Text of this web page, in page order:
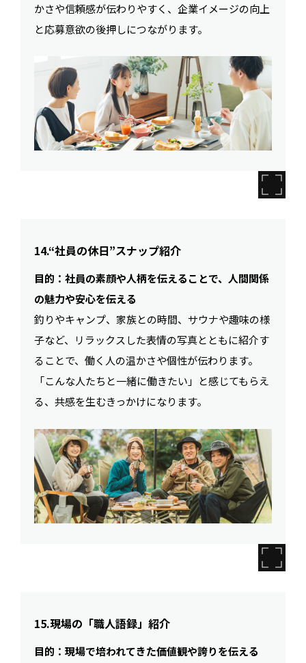
かさや信頼感が伝わりやすく、企業イメージの向上
と応募意欲の後押しにつながります。
14.“社員の休日”スナップ紹介
目的：社員の素顔や人柄を伝えることで、人間関係
の魅力や安心を伝える
釣りやキャンプ、家族との時間、サウナや趣味の様
子など、リラックスした表情の写真とともに紹介す
ることで、働く人の温かさや個性が伝わります。
「こんな人たちと一緒に働きたい」と感じてもらえ
る、共感を生むきっかけになります。
15.現場の「職人語録」紹介
目的：現場で培われてきた価値観や誇りを伝える